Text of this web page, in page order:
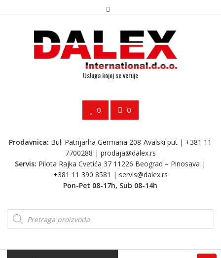
Usluga kojoj se veruje
0 0
Prodavnica: Bul. Patrijarha Germana 208-Avalski put | +381 11
7700288 | prodaja@dalex.rs
Servis: Pilota Rajka Cvetića 37 11226 Beograd – Pinosava |
+381 11 390 8581 | servis@dalex.rs
Pon-Pet 08-17h, Sub 08-14h